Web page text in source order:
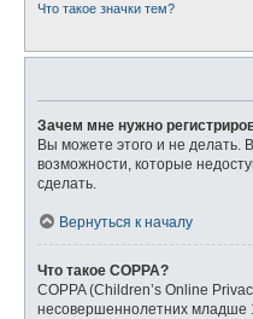
Что такое значки тем?
Зачем мне нужно
Вы можете этого и не делать.
возможности, которые
сделать.
Вернуться к началу
Что такое COPPA?
COPPA (Children’s Online
несовершеннолетних младше